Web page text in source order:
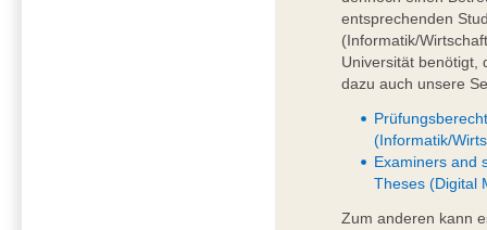
entsprechenden
(Informatik/
Universität benötigt,
dazu auch unsere
(Informatik/
Examiners and
Theses (Digital
Zum anderen kann